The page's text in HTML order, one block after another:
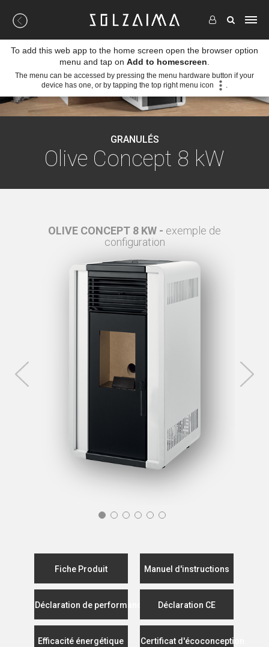
GRANULÉS
Olive Concept 8 kW
OLIVE CONCEPT 8 KW - exemple de
configuration
Fiche Produit Manuel d'instructions
Déclaration de performance Déclaration CE
Efficacité énergétique Certificat d'écoconception
To add this web app to the home screen open the browser option
menu and tap on Add to homescreen
The menu can be accessed by pressing the menu hardware button if your
device has one, or by tapping the top right menu icon
.